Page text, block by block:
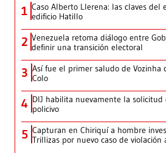
1 Caso Alberto Llerena: las claves
edificio Hatillo
2 Venezuela retoma diálogo entre
definir una transición electoral
3 Así fue el primer saludo de Vozinha
Colo
4 DIJ habilita nuevamente la
policivo
5 Capturan en Chiriquí a hombre
Trillizas por nuevo caso de violación